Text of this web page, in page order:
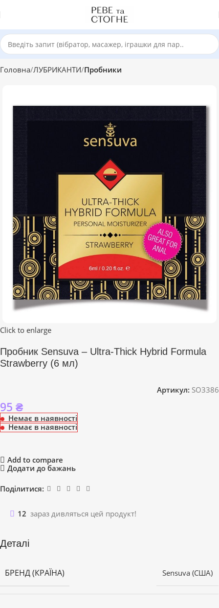
Головна ЛУБРИКАНТИ Пробники
Click to enlarge
Пробник Sensuva – Ultra-Thick Hybrid Formula
Strawberry (6 мл)
Артикул: SO3386
95 ₴
Немає в наявності
Немає в наявності
Add to compare
Додати до бажань
Поділитися:
12 зараз дивляться цей продукт!
Деталі
БРЕНД (КРАЇНА) Sensuva (США)